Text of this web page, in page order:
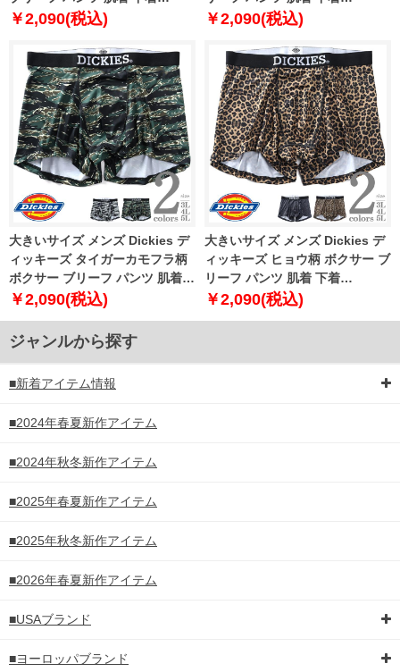
80212600
￥2,090(税込)
80212700
￥2,090(税込)
大きいサイズ メンズ Dickies デ
ィッキーズ タイガーカモフラ柄
ボクサー ブリーフ パンツ 肌着
下着 80533100
￥2,090(税込)
大きいサイズ メンズ Dickies デ
ィッキーズ ヒョウ柄 ボクサー ブ
リーフ パンツ 肌着 下着
80533200
￥2,090(税込)
ジャンルから探す
■新着アイテム情報
■2024年春夏新作アイテム
■2024年秋冬新作アイテム
■2025年春夏新作アイテム
■2025年秋冬新作アイテム
■2026年春夏新作アイテム
■USAブランド
■ヨーロッパブランド